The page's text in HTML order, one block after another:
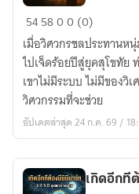
จารึก
ลับ
ใต้
เงา
ส
รีด
ภงส์
545800 (0)
เมื่อวิศวกรชลประทาน
ไปเจ็ดร้อยปีสู่ยุคสุโขทัย
เขาไม่มีระบบ ไม่มีของวิ
วิศวกรรมที่จะช่วย
อัปเดตล่าสุด 24 ก.ค. 69 /
เกิดอีกที